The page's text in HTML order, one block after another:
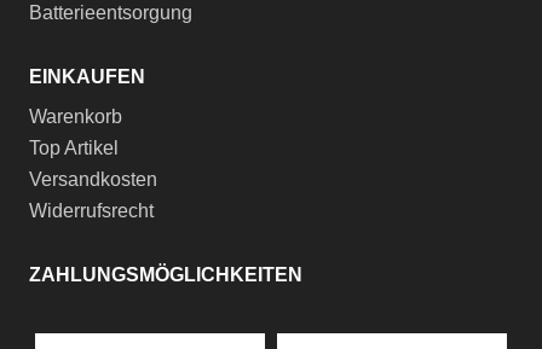
Batterieentsorgung
EINKAUFEN
Warenkorb
Top Artikel
Versandkosten
Widerrufsrecht
ZAHLUNGSMÖGLICHKEITEN